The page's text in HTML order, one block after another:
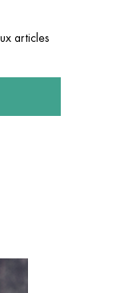
articles